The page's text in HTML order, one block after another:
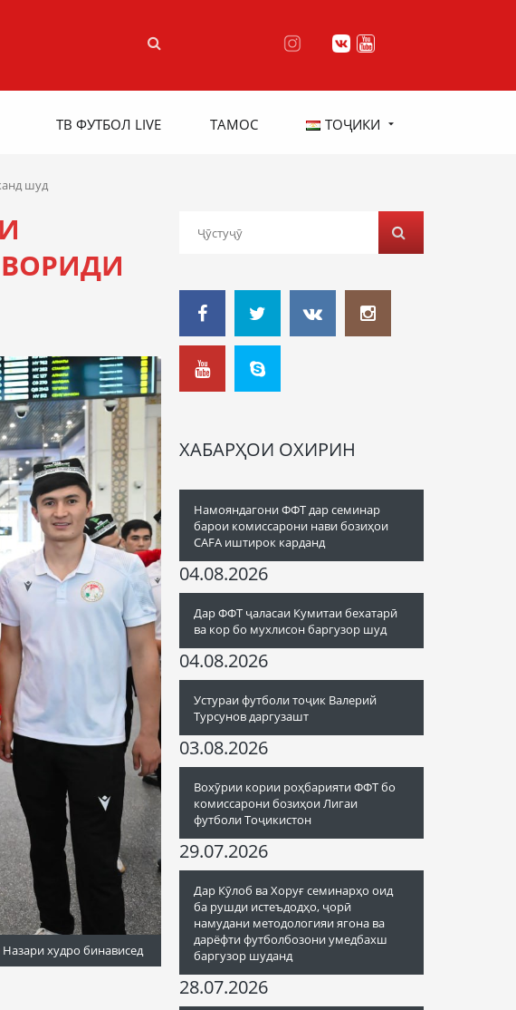
ТВ ФУТБОЛ LIVE ТАМОС ТОҶИКИ
шуд
Назари худро бинависед
ХАБАРҲОИ ОХИРИН
Намояндагони ФФТ дар семинар
барои комиссарони нави бозиҳои
CAFA иштирок карданд
04.08.2026
Дар ФФТ ҷаласаи Кумитаи бехатарӣ
ва кор бо мухлисон баргузор шуд
04.08.2026
Устураи футболи тоҷик Валерий
Турсунов даргузашт
03.08.2026
Вохӯрии кории роҳбарияти ФФТ бо
комиссарони бозиҳои Лигаи
футболи Тоҷикистон
29.07.2026
Дар Кӯлоб ва Хоруғ семинарҳо оид
ба рушди истеъдодҳо, ҷорӣ
намудани методологияи ягона ва
дарёфти футболбозони умедбахш
баргузор шуданд
28.07.2026